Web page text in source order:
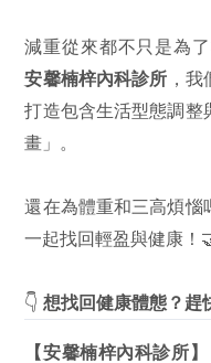
減重從來都不只是為
安馨楠梓內科診所 ，
打造包含生活型態調整
畫」。
還在為體重和三高煩惱
一起找回輕盈與健康！
👇想找回健康體態？趕
【安馨楠梓內科診所】